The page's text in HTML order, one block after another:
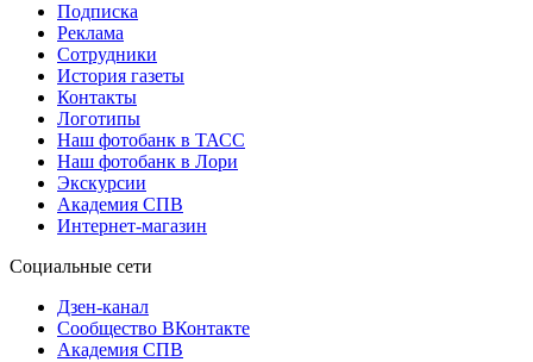
Подписка
Реклама
Сотрудники
История газеты
Контакты
Логотипы
Наш фотобанк в ТАСС
Наш фотобанк в Лори
Экскурсии
Академия СПВ
Интернет-магазин
Социальные сети
Дзен-канал
Сообщество ВКонтакте
Академия СПВ